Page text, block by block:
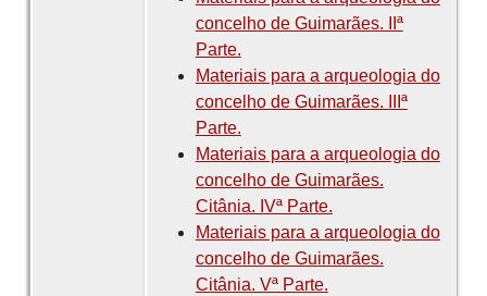
concelho de Guimarães. IIª
Parte.
Materiais para a arqueologia do
concelho de Guimarães. IIIª
Parte.
Materiais para a arqueologia do
concelho de Guimarães.
Citânia. IVª Parte.
Materiais para a arqueologia do
concelho de Guimarães.
Citânia. Vª Parte.